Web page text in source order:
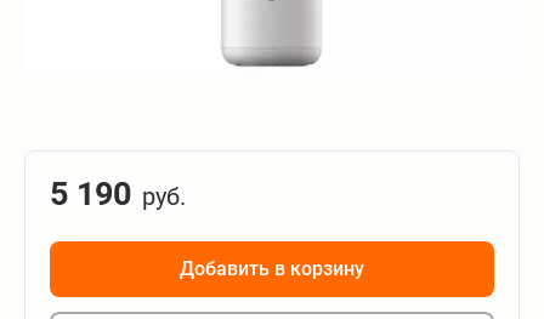
5 190 руб.
Добавить в корзину